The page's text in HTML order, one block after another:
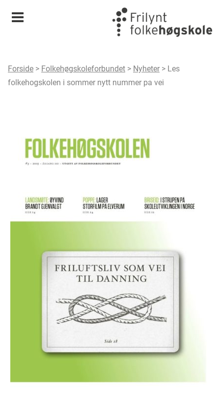
Meny
Forside > Folkehøgskoleforbundet > Nyheter > Les
folkehogskolen i sommer nytt nummer pa vei